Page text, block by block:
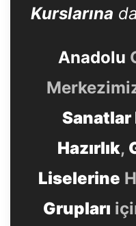
Kurslarına
Anadolu
Hazırlık,
Liselerine
Grupları